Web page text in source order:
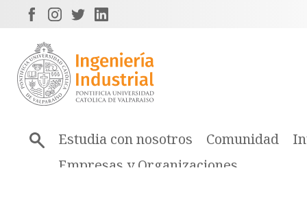
Estudia con nosotros Comunidad
Empresas y Organizaciones